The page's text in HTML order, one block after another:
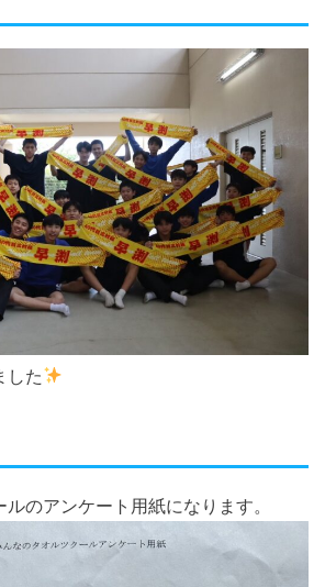
した
のアンケート用紙になります。